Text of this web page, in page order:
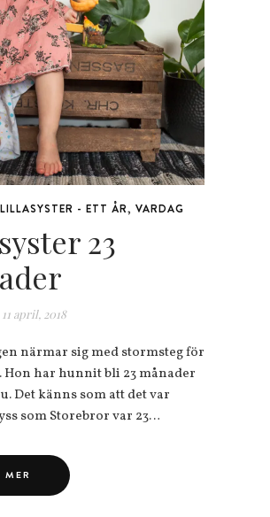
LILLASYSTER - ETT ÅR, VARDAG
23
11 april, 2018
närmar sig med stormsteg för
Hon har hunnit bli 23 månader
Det känns som att det var
som Storebror var 23…
MER